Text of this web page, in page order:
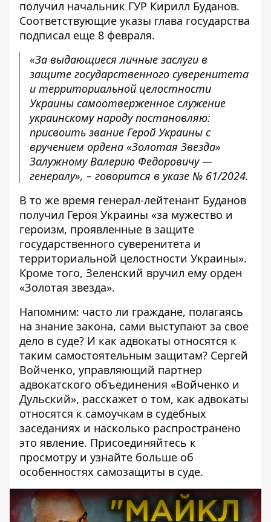
получил начальник ГУР Кирилл Буданов.
Соответствующие указы глава государства
подписал еще 8 февраля.
«За выдающиеся личные заслуги в
защите государственного суверенитета
и территориальной целостности
Украины самоотверженное служение
украинскому народу постановляю:
присвоить звание Герой Украины с
вручением ордена «Золотая Звезда»
Залужному Валерию Федоровичу —
генералу», – говорится в указе № 61/2024.
В то же время генерал-лейтенант Буданов
получил Героя Украины «за мужество и
героизм, проявленные в защите
государственного суверенитета и
территориальной целостности Украины».
Кроме того, Зеленский вручил ему орден
«Золотая звезда».
Напомним: часто ли граждане, полагаясь
на знание закона, сами выступают за свое
дело в суде? И как адвокаты относятся к
таким самостоятельным защитам? Сергей
Войченко, управляющий партнер
адвокатского объединения «Войченко и
Дульский», расскажет о том, как адвокаты
относятся к самоучкам в судебных
заседаниях и насколько распространено
это явление. Присоединяйтесь к
просмотру и узнайте больше об
особенностях самозащиты в суде.